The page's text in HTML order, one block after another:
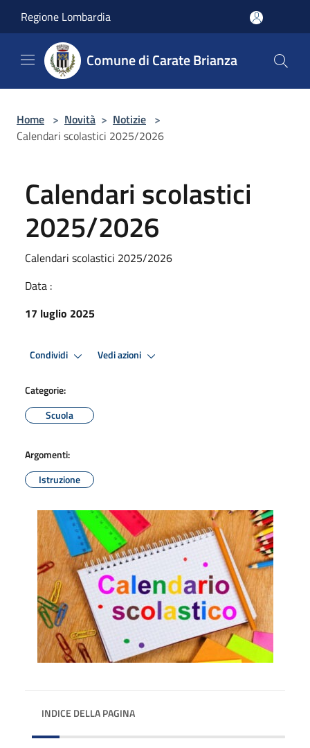
Regione Lombardia
Comune di Carate Brianza
Home > Novità > Notizie >
Calendari scolastici 2025/2026
Calendari scolastici
2025/2026
Calendari scolastici 2025/2026
Data :
17 luglio 2025
Condividi Vedi azioni
Categorie:
Scuola
Argomenti:
Istruzione
INDICE DELLA PAGINA